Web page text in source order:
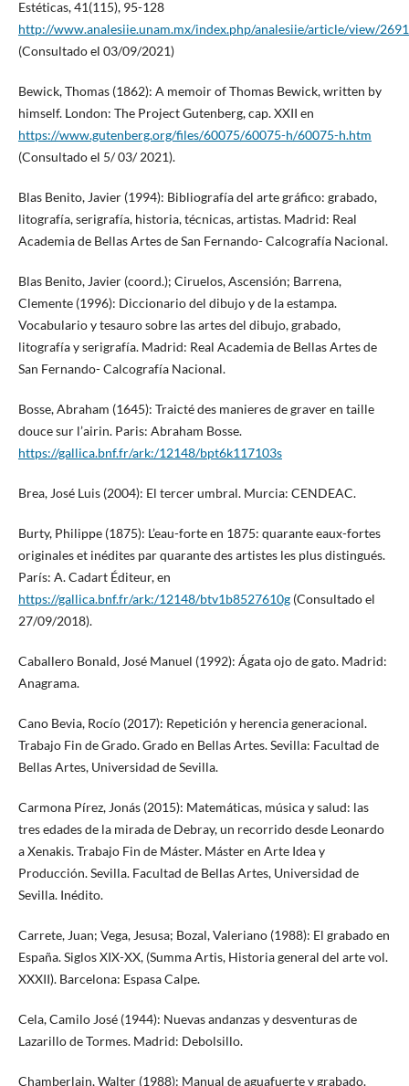
Estéticas, 41(115), 95-128
http://www.analesiie.unam.mx/index.php/analesiie/article/view/2691
(Consultado el 03/09/2021)
Bewick, Thomas (1862): A memoir of Thomas Bewick, written by
himself. London: The Project Gutenberg, cap. XXII en
https://www.gutenberg.org/files/60075/60075-h/60075-h.htm
(Consultado el 5/ 03/ 2021).
Blas Benito, Javier (1994): Bibliografía del arte gráfico: grabado,
litografía, serigrafía, historia, técnicas, artistas. Madrid: Real
Academia de Bellas Artes de San Fernando- Calcografía Nacional.
Blas Benito, Javier (coord.); Ciruelos, Ascensión; Barrena,
Clemente (1996): Diccionario del dibujo y de la estampa.
Vocabulario y tesauro sobre las artes del dibujo, grabado,
litografía y serigrafía. Madrid: Real Academia de Bellas Artes de
San Fernando- Calcografía Nacional.
Bosse, Abraham (1645): Traicté des manieres de graver en taille
douce sur l’airin. Paris: Abraham Bosse.
https://gallica.bnf.fr/ark:/12148/bpt6k117103s
Brea, José Luis (2004): El tercer umbral. Murcia: CENDEAC.
Burty, Philippe (1875): L’eau-forte en 1875: quarante eaux-fortes
originales et inédites par quarante des artistes les plus distingués.
París: A. Cadart Éditeur, en
https://gallica.bnf.fr/ark:/12148/btv1b8527610g(Consultado el
27/09/2018).
Caballero Bonald, José Manuel (1992): Ágata ojo de gato. Madrid:
Anagrama.
Cano Bevia, Rocío (2017): Repetición y herencia generacional.
Trabajo Fin de Grado. Grado en Bellas Artes. Sevilla: Facultad de
Bellas Artes, Universidad de Sevilla.
Carmona Pírez, Jonás (2015): Matemáticas, música y salud: las
tres edades de la mirada de Debray, un recorrido desde Leonardo
a Xenakis. Trabajo Fin de Máster. Máster en Arte Idea y
Producción. Sevilla. Facultad de Bellas Artes, Universidad de
Sevilla. Inédito.
Carrete, Juan; Vega, Jesusa; Bozal, Valeriano (1988): El grabado en
España. Siglos XIX-XX, (Summa Artis, Historia general del arte vol.
XXXII). Barcelona: Espasa Calpe.
Cela, Camilo José (1944): Nuevas andanzas y desventuras de
Lazarillo de Tormes. Madrid: Debolsillo.
Chamberlain, Walter (1988): Manual de aguafuerte y grabado.